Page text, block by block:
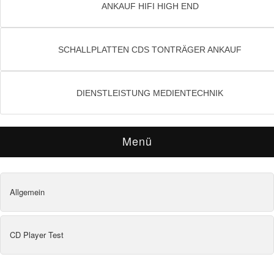
ANKAUF HIFI HIGH END
SCHALLPLATTEN CDS TONTRÄGER ANKAUF
DIENSTLEISTUNG MEDIENTECHNIK
Menü
Allgemein
CD Player Test